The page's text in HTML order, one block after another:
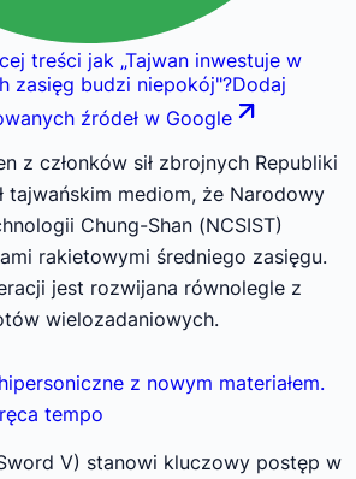
treści jak „Tajwan inwestuje w
zasięg budzi niepokój"?Dodaj
źródeł w Google
z członków sił zbrojnych Republiki
tajwańskim mediom, że Narodowy
Chung-Shan (NCSIST)
rakietowymi średniego zasięgu.
jest rozwijana równolegle z
wielozadaniowych.
z nowym materiałem.
tempo
V) stanowi kluczowy postęp w